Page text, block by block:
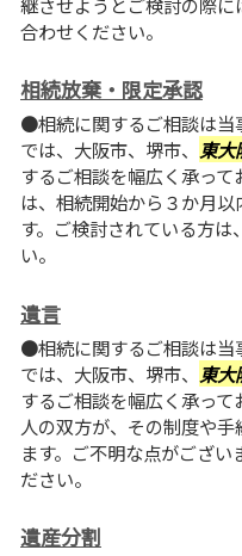
合わせください。
相続放棄・限定承認
●相続に関するご相談は当
では、大阪市、堺市、 東大
するご相談を幅広く承っ
は、相続開始から３か月
す。ご検討されている方
い。
遺言
●相続に関するご相談は当
では、大阪市、堺市、 東大
するご相談を幅広く承っ
人の双方が、その制度や
ます。ご不明な点がござ
ださい。
遺産分割